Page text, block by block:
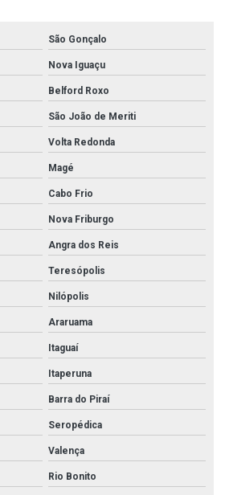
São Gonçalo
Nova Iguaçu
Belford Roxo
São João de Meriti
Volta Redonda
Magé
Cabo Frio
Nova Friburgo
Angra dos Reis
Teresópolis
Nilópolis
Araruama
Itaguaí
Itaperuna
Barra do Piraí
Seropédica
Valença
Rio Bonito